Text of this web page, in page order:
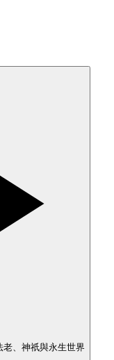
老、神祇與永生世界